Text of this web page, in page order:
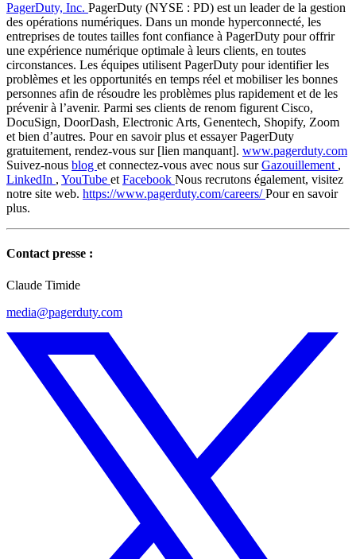
PagerDuty, Inc. PagerDuty (NYSE : PD) est un leader de la gestion
des opérations numériques. Dans un monde hyperconnecté, les
entreprises de toutes tailles font confiance à PagerDuty pour offrir
une expérience numérique optimale à leurs clients, en toutes
circonstances. Les équipes utilisent PagerDuty pour identifier les
problèmes et les opportunités en temps réel et mobiliser les bonnes
personnes afin de résoudre les problèmes plus rapidement et de les
prévenir à l’avenir. Parmi ses clients de renom figurent Cisco,
DocuSign, DoorDash, Electronic Arts, Genentech, Shopify, Zoom
et bien d’autres. Pour en savoir plus et essayer PagerDuty
gratuitement, rendez-vous sur [lien manquant]. www.pagerduty.com
Suivez-nous blog et connectez-vous avec nous surGazouillement ,
LinkedIn , YouTube et Facebook Nous recrutons également, visitez
notre site web. https://www.pagerduty.com/careers/Pour en savoir
plus.
Contact presse :
Claude Timide
media@pagerduty.com